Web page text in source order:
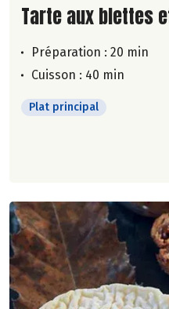
Lire la suite de la
Tarte aux blettes
Préparation : 20 min
Cuisson : 40 min
Plat principal